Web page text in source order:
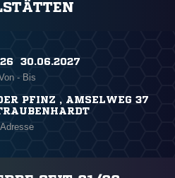
30.06.2027
- Bis
PFINZ , AMSELWEG 37
Adresse